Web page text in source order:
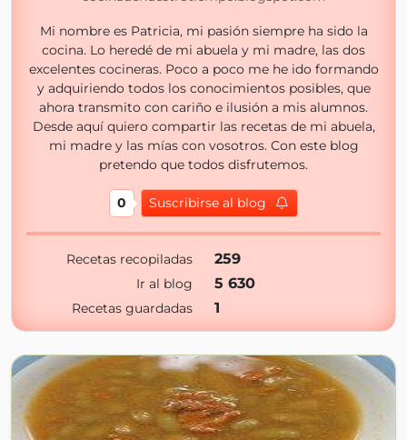
Mi nombre es Patricia, mi pasión siempre ha sido la
cocina. Lo heredé de mi abuela y mi madre, las dos
excelentes cocineras. Poco a poco me he ido formando
y adquiriendo todos los conocimientos posibles, que
ahora transmito con cariño e ilusión a mis alumnos.
Desde aquí quiero compartir las recetas de mi abuela,
mi madre y las mías con vosotros. Con este blog
pretendo que todos disfrutemos.
0 Suscribirse al blog
Recetas recopiladas 259
Ir al blog 5 630
Recetas guardadas 1